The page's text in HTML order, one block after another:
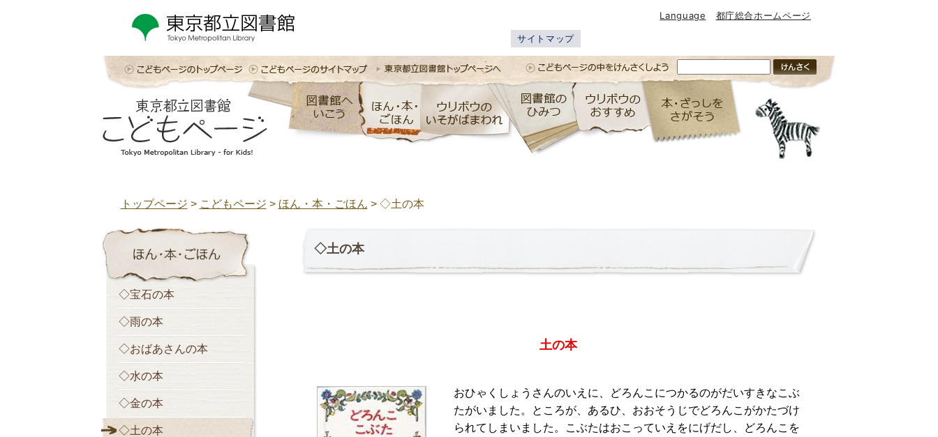
Language 都庁総合ホームページ
サイトマップ
トップページ > こどもページ > ほん・本・ごほん > ◇土の本
◇宝石の本
◇雨の本
◇おばあさんの本
◇水の本
◇金の本
◇土の本
◇土の本
土の本
おひゃくしょうさんのいえに、どろんこにつかるのがだいすきなこぶ
たがいました。ところが、あるひ、おおそうじでどろんこがかたづけ
られてしまいました。こぶたはおこっていえをにげだし、どろんこを